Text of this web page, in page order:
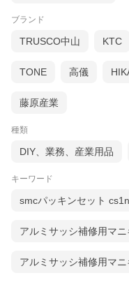
ブランド
TRUSCO中山 KTC
TONE 高儀
藤原産業
種類
DIY、業務、産業用品
キーワード
smcパッキンセット
アルミサッシ補修用マ
アルミサッシ補修用マ